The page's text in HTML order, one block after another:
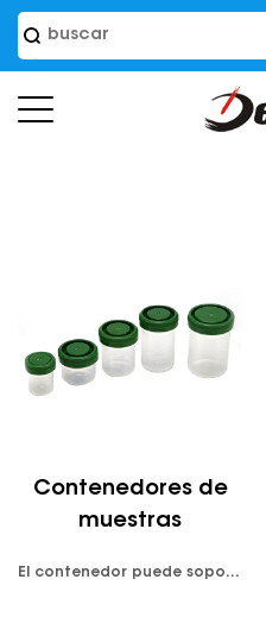
Contenedores de
muestras
El contenedor puede soportar una temperatura alta de 121 ℃ y puede esterilizarse en autoclave. Los contenedores se producen en una variedad de formas, volúmenes y diseños de colores para diferentes muestras y requisitos de prueba. Un buen sellado garantiza el control de calidad antes de la inspección. Disponible individualmente o a granel.